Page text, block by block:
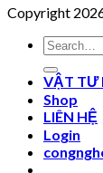
Copyright
Search
for:
VẬT TƯ
Shop
LIÊN HỆ
Login